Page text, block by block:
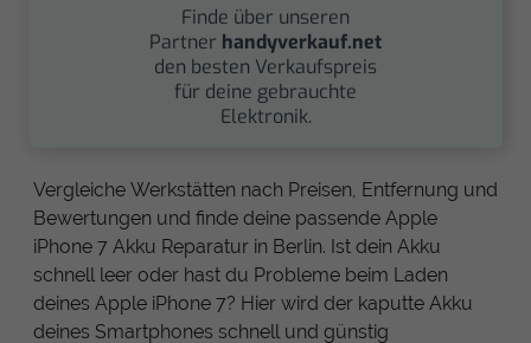
Finde über unseren
Partner handyverkauf.net
den besten Verkaufspreis
für deine gebrauchte
Elektronik.
Vergleiche Werkstätten nach Preisen, Entfernung und
Bewertungen und finde deine passende Apple
iPhone 7 Akku Reparatur in Berlin. Ist dein Akku
schnell leer oder hast du Probleme beim Laden
deines Apple iPhone 7? Hier wird der kaputte Akku
deines Smartphones schnell und günstig